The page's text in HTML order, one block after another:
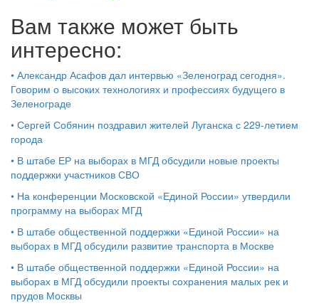
Вам также может быть
интересно:
• Александр Асафов дал интервью «Зеленоград сегодня».
Говорим о высоких технологиях и профессиях будущего в
Зеленограде
• Сергей Собянин поздравил жителей Луганска с 229-летием
города
• В штабе ЕР на выборах в МГД обсудили новые проекты
поддержки участников СВО
• На конференции Московской «Единой России» утвердили
программу на выборах МГД
• В штабе общественной поддержки «Единой России» на
выборах в МГД обсудили развитие транспорта в Москве
• В штабе общественной поддержки «Единой России» на
выборах в МГД обсудили проекты сохранения малых рек и
прудов Москвы